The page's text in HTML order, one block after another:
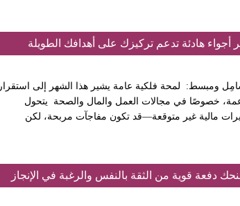
أجواء هادئة تدعم تركيزك على أهدافك الطويلة
الثور لشهر يوليو 2025 بتفصيل شامِل ومبسط: لمحة فلكية عامة يشير هذا الشهر إلى استقرار
خصوصًا في مجالات العمل والمال والصحة يتحول
مالية غير متوقعة—قد تكون مفاجآت مربحة، لكن
دفعة قوية من الثقة بالنفس والرغبة في الإنجاز